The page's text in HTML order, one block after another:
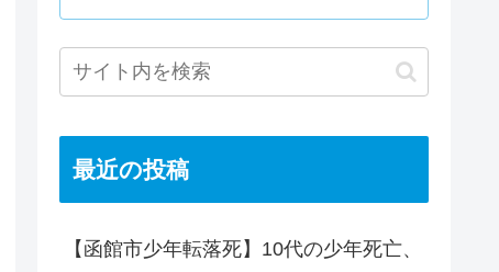
最近の投稿
【函館市少年転落死】10代の少年死亡、